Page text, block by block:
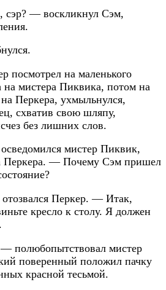
— воскликнул Сэм,
посмотрел на маленького
на мистера Пиквика, потом на
Перкера, ухмыльнулся,
схватив свою шляпу,
без лишних слов.
мистер Пиквик,
Перкера. — Почему Сэм пришел
Перкер. — Итак,
кресло к столу. Я должен
полюбопытствовал мистер
поверенный положил пачку
красной тесьмой.